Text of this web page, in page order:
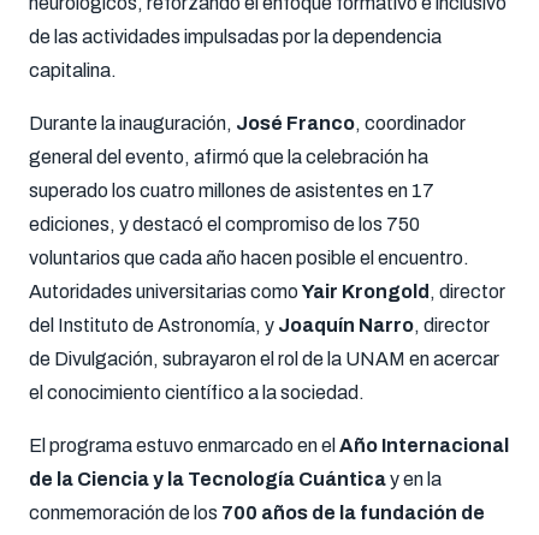
de las actividades impulsadas por la dependencia
capitalina.
Durante la inauguración, José Franco, coordinador
general del evento, afirmó que la celebración ha
superado los cuatro millones de asistentes en 17
ediciones, y destacó el compromiso de los 750
voluntarios que cada año hacen posible el encuentro.
Autoridades universitarias comoYair Krongold, director
del Instituto de Astronomía, y Joaquín Narro, director
de Divulgación, subrayaron el rol de la UNAM en acercar
el conocimiento científico a la sociedad.
El programa estuvo enmarcado en el Año Internacional
de la Ciencia y la Tecnología Cuánticay en la
conmemoración de los 700 años de la fundación de